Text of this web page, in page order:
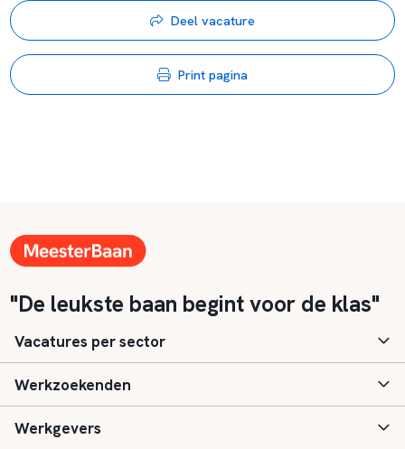
Deel vacature
Print pagina
"De leukste baan begint voor de klas"
Vacatures per sector
Basisonderwijs
Speciaal (basis) onderwijs
Werkzoekenden
Aanmelden
Werkgevers